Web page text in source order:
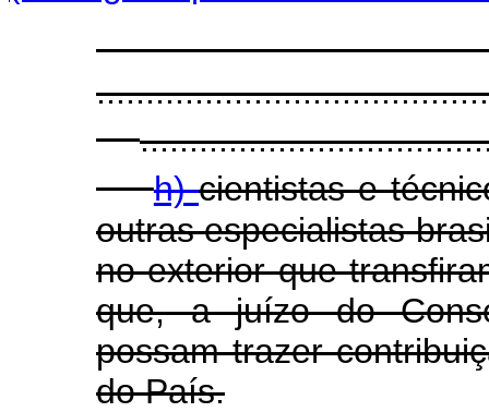
h)cientistas e
outras especialistas
no exterior que
que, a juízo do
possam trazer
do País.